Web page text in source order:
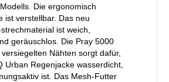
Die ergonomisch
ist verstellbar. Das neu
ist weich,
geräuschlos. Die Pray 5000
Nähten sorgt dafür,
Urban Regenjacke wasserdicht,
ist. Das Mesh-Futter